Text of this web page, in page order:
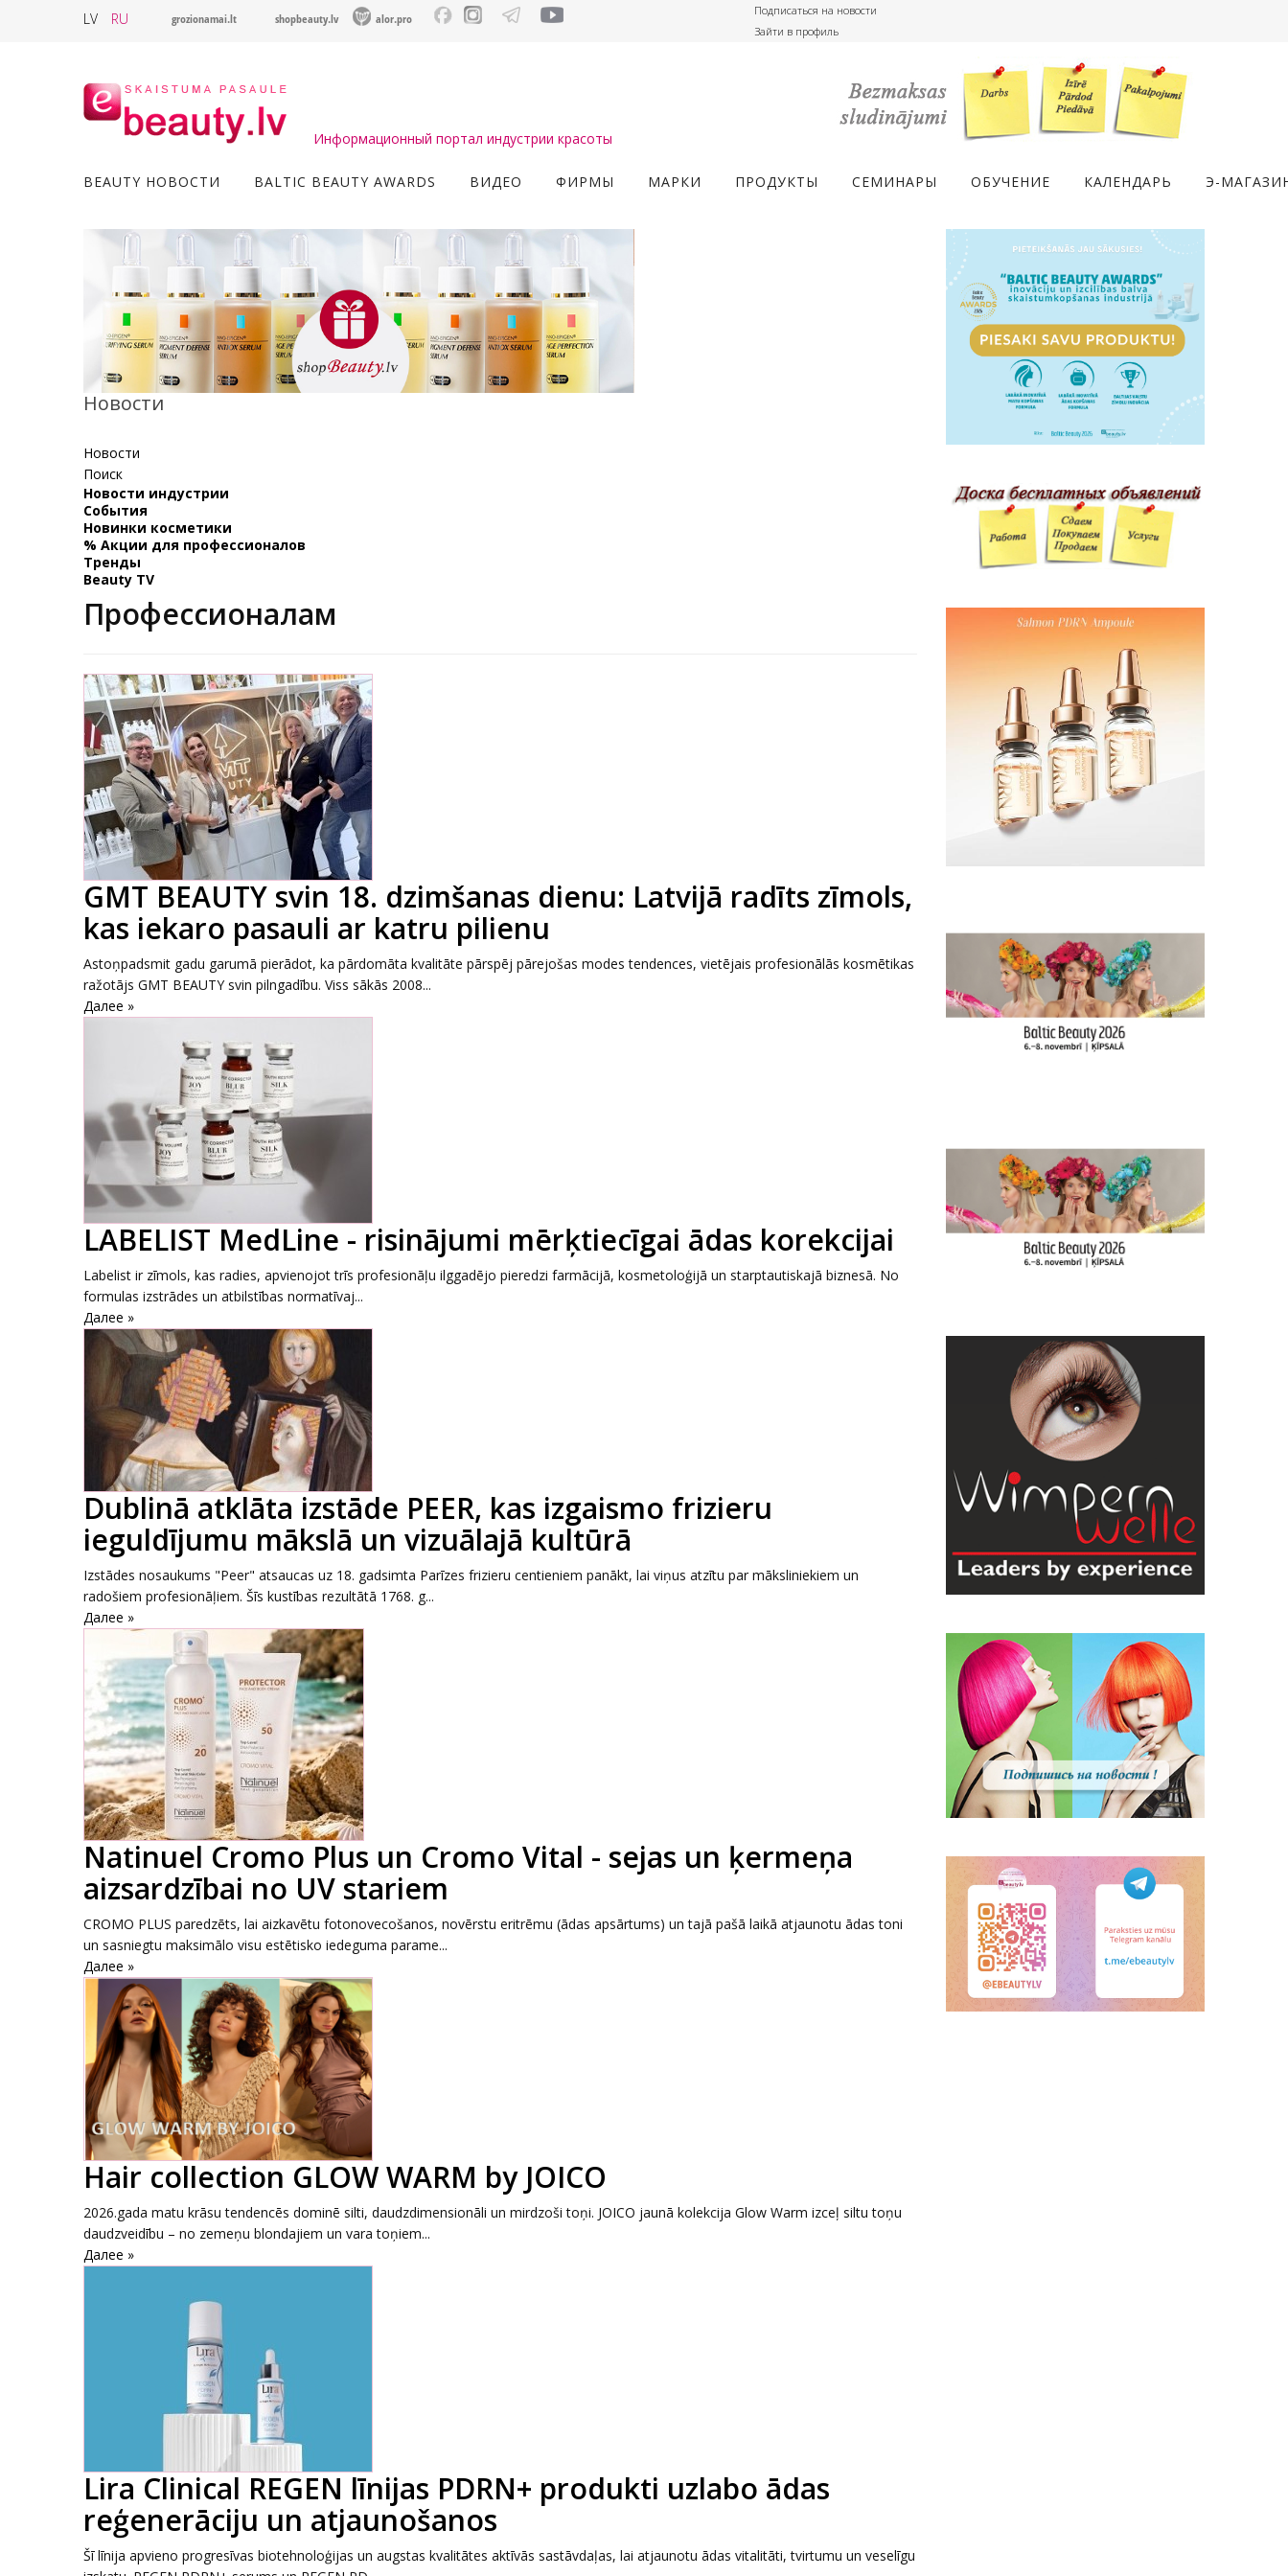
LV RU grozionamai.lt shopbeauty.lv alor.pro
Подписаться на новости
Зайти в профиль
Информационный портал индустрии красоты
BEAUTY НОВОСТИ BALTIC BEAUTY AWARDS ВИДЕО ФИРМЫ МАРКИ ПРОДУКТЫ СЕМИНАРЫ ОБУЧЕНИЕ КАЛЕНДАРЬ Э-
Новости
Новости
Поиск
Новости индустрии
События
Новинки косметики
% Акции для профессионалов
Тренды
Beauty TV
Профессионалам
GMT BEAUTY svin 18. dzimšanas dienu: Latvijā radīts zīmols,
kas iekaro pasauli ar katru pilienu
Astoņpadsmit gadu garumā pierādot, ka pārdomāta kvalitāte pārspēj pārejošas modes tendences, vietējais profesionālās kosmētikas
ražotājs GMT BEAUTY svin pilngadību. Viss sākās 2008...
Далее »
LABELIST MedLine - risinājumi mērķtiecīgai ādas korekcijai
Labelist ir zīmols, kas radies, apvienojot trīs profesionāļu ilggadējo pieredzi farmācijā, kosmetoloģijā un starptautiskajā biznesā. No
formulas izstrādes un atbilstības normatīvaj...
Далее »
Dublinā atklāta izstāde PEER, kas izgaismo frizieru
ieguldījumu mākslā un vizuālajā kultūrā
Izstādes nosaukums "Peer" atsaucas uz 18. gadsimta Parīzes frizieru centieniem panākt, lai viņus atzītu par māksliniekiem un
radošiem profesionāļiem. Šīs kustības rezultātā 1768. g...
Далее »
Natinuel Cromo Plus un Cromo Vital - sejas un ķermeņa
aizsardzībai no UV stariem
CROMO PLUS paredzēts, lai aizkavētu fotonovecošanos, novērstu eritrēmu (ādas apsārtums) un tajā pašā laikā atjaunotu ādas toni
un sasniegtu maksimālo visu estētisko iedeguma parame...
Далее »
Hair collection GLOW WARM by JOICO
2026.gada matu krāsu tendencēs dominē silti, daudzdimensionāli un mirdzoši toņi. JOICO jaunā kolekcija Glow Warm izceļ siltu toņu
daudzveidību – no zemeņu blondajiem un vara toņiem...
Далее »
Lira Clinical REGEN līnijas PDRN+ produkti uzlabo ādas
reģenerāciju un atjaunošanos
Šī līnija apvieno progresīvas biotehnoloģijas un augstas kvalitātes aktīvās sastāvdaļas, lai atjaunotu ādas vitalitāti, tvirtumu un veselīgu